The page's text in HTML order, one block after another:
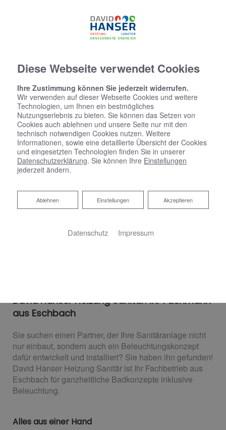
07634 - 5537774
David Hanser Heizung Sanitär: Ihr Fachmann
aus Eschbach
Sie suchen einen Partner, der Ihre Sanitäranlage nicht
nur einbaut, sondern auch ein Beleuchtungskonzept
dafür entwickelt und installiert? Sie haben ihn gefunden!
David Hanser Heizung Sanitär ist Ihr Fachbetrieb aus
Eschbach für ganzheitliche Badkonzepte inklusive
Beleuchtung.
Alles aus einer Hand
Diese Webseite verwendet Cookies
Ihre Zustimmung können Sie jederzeit widerrufen.
Wir verwenden auf dieser Webseite Cookies und weitere
Technologien, um Ihnen ein bestmögliches
Nutzungserlebnis zu bieten. Sie können das Setzen von
Cookies auch ablehnen und unsere Seite nur mit den
technisch notwendigen Cookies nutzen. Weitere
Informationen, sowie eine detaillierte Übersicht der Cookies
und eingesetzten Technologien finden Sie in unserer
Datenschutzerklärung. Sie können Ihre Einstellungen
jederzeit ändern.
Akzeptieren
Einstellungen
Ablehnen
Ablehnen
Datenschutz Impressum